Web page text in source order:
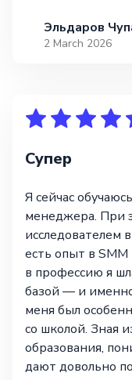
Эльдаров
2 March 2026
Супер
Я сейчас
менеджера. При
исследователем
есть опыт в
в профессию я
базой — и
меня был
со школой. Зная
образования,
дают довольно